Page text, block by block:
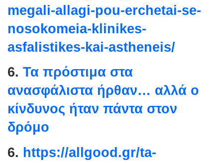
megali-allagi-pou-erchetai-se-
nosokomeia-klinikes-
asfalistikes-kai-astheneis/
6. Τα πρόστιμα στα
ανασφάλιστα ήρθαν… αλλά ο
κίνδυνος ήταν πάντα στον
δρόμο
6. https://allgood.gr/ta-